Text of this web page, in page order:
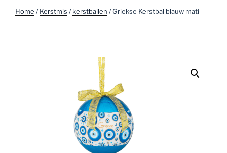
Home /Kerstmis /kerstballen / Griekse Kerstbal blauw mati